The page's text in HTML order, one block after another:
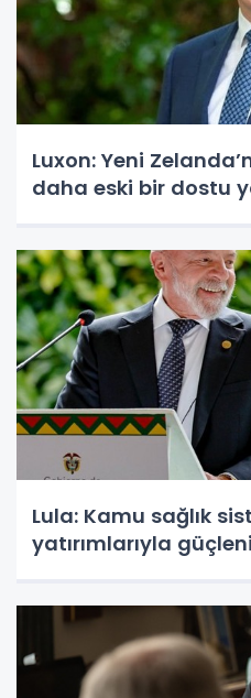
Luxon: Yeni
daha eski bir dostu
Lula: Kamu sağlık
yatırımlarıyla